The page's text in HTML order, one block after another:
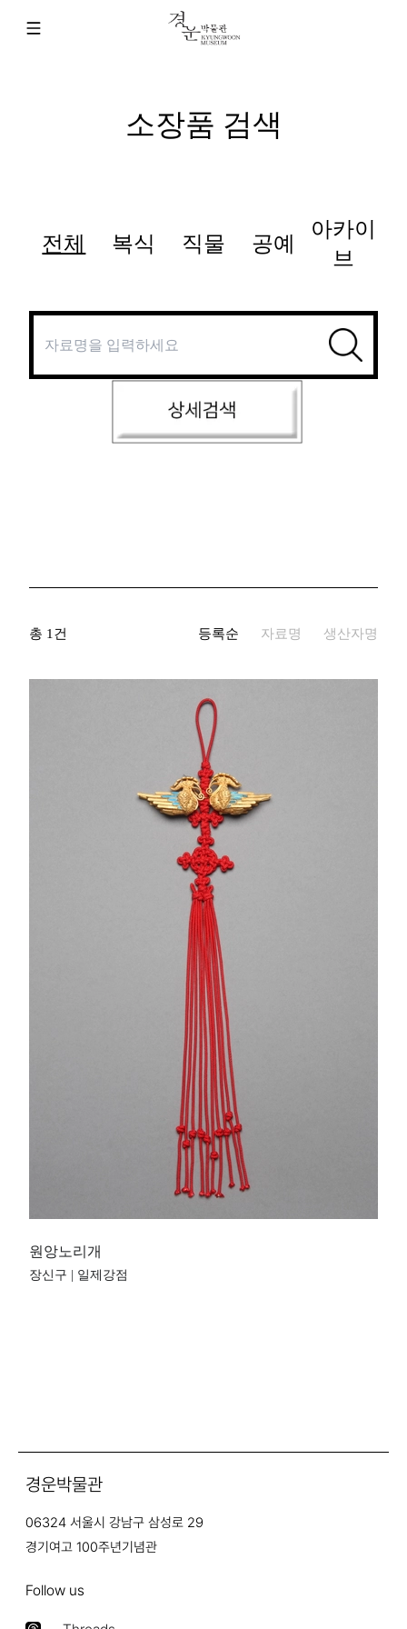
소장품 검색
전체 복식 직물 공예
아카이
브
지정문화재
총 1건 등록순 자료명 생산자명
원앙노리개
장신구 | 일제강점
경운박물관
06324 서울시 강남구 삼성로 29
경기여고 100주년기념관
Follow us